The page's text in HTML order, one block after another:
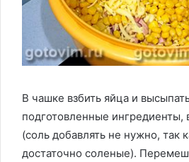
В чашке взбить яйца и
подготовленные ингредиенты,
(соль добавлять не нужно, так
достаточно соленые).